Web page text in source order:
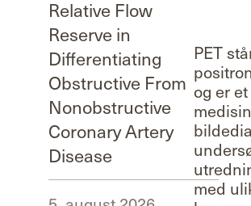
Relative Flow
Reserve in
Differentiating
Obstructive From
Nonobstructive
Coronary Artery
Disease
PET
og er
med